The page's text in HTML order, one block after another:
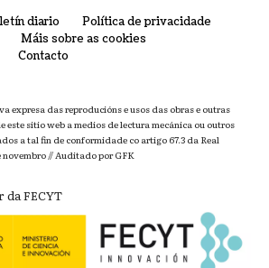
diario
Política de privacidade
Máis sobre as cookies
Contacto
expresa das reproducións e usos das obras e outras
este sitio web a medios de lectura mecánica ou outros
a tal fin de conformidade co artigo 67.3 da Real
novembro // Auditado por GFK
FECYT